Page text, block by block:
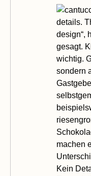
details.
design“,
gesagt.
wichtig.
sondern
machen
Kein